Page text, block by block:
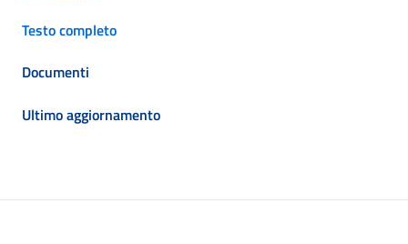
Testo completo
Documenti
Ultimo aggiornamento